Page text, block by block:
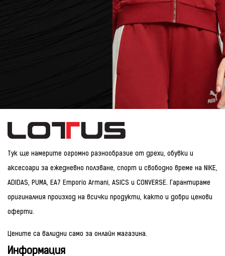
Тук ще намерите огромно разнообразие от дрехи, обувки и
аксесоари за ежедневно ползване, спорт и свободно време на NIKE,
ADIDAS, PUMA, EA7 Emporio Armani, ASICS и CONVERSE. Гарантираме
оригиналния произход на всички продукти, както и добри ценови
оферти.
Цените са валидни само за онлайн магазина.
Информация